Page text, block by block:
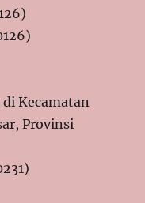
Kecamatan
Provinsi